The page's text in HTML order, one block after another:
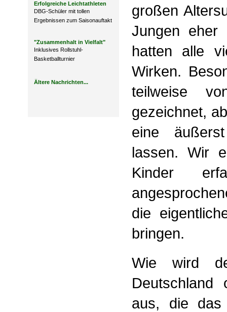
Erfolgreiche Leichtathleten
DBG-Schüler mit tollen
Ergebnissen zum Saisonauftakt
"Zusammenhalt in Vielfalt"
Inklusives Rollstuhl-
Basketballturnier
Ältere Nachrichten...
großen
Jungen eher
hatten alle
Wirken.
teilweise
gezeichnet,
eine
lassen. Wir
Kinder
die
bringen.
Wie wird
Deutschland
aus, die das